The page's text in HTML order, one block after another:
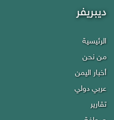
ديبريفر
الرئيسية
من نحن
أخبار اليمن
عربي دولي
تقارير